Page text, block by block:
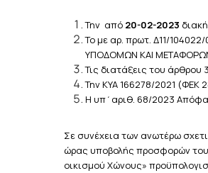
Την από 20-02-2023
Το με αρ. πρωτ. Δ11/
ΥΠΟΔΟΜΩΝ ΚΑΙ
Τις διατάξεις του άρθρου
Την ΚΥΑ 166278/2021 (ΦΕΚ
Η υπ΄αριθ. 68/2023
Σε συνέχεια των ανωτέρω
ώρας υποβολής προσφορών του
οικισμού Χώνους»